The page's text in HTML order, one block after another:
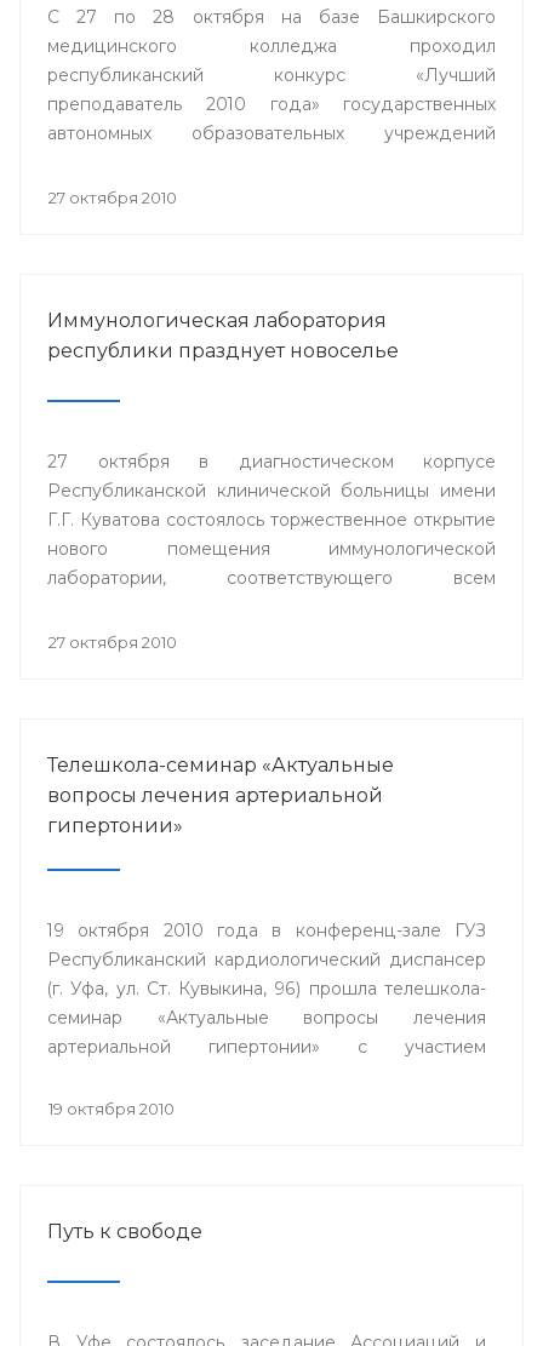
С 27 по 28 октября на базе Башкирского
медицинского колледжа проходил
республиканский конкурс «Лучший
преподаватель 2010 года» государственных
автономных образовательных учреждений
Министерства здравоохранения Республики
27 октября 2010
Иммунологическая лаборатория
республики празднует новоселье
27 октября в диагностическом корпусе
Республиканской клинической больницы имени
Г.Г. Куватова состоялось торжественное открытие
нового помещения иммунологической
лаборатории, соответствующего всем
27 октября 2010
Телешкола-семинар «Актуальные
вопросы лечения артериальной
гипертонии»
19 октября 2010 года в конференц-зале ГУЗ
Республиканский кардиологический диспансер
(г. Уфа, ул. Ст. Кувыкина, 96) прошла телешкола-
семинар «Актуальные вопросы лечения
артериальной гипертонии» с участием
Стерлитамак, Дюртюли.
19 октября 2010
Путь к свободе